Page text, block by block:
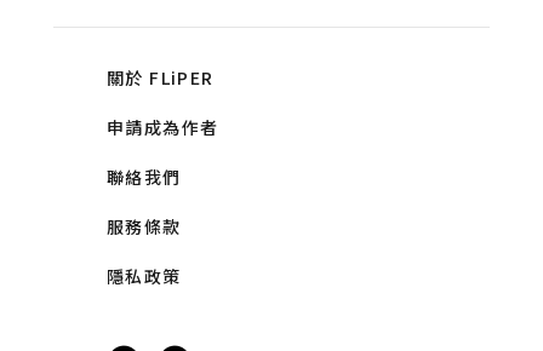
關於 FLiPER
申請成為作者
聯絡我們
服務條款
隱私政策